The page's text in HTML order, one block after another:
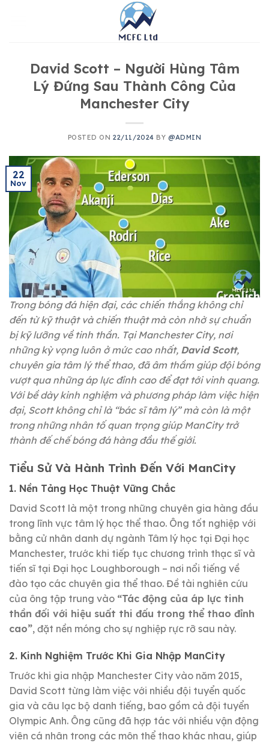
David Scott – Người Hùng Tâm
Lý Đứng Sau Thành Công Của
Manchester City
POSTED ON22/11/2024 BY@ADMIN
22
Nov
Trong bóng đá hiện đại, các chiến thắng không chỉ
đến từ kỹ thuật và chiến thuật mà còn nhờ sự chuẩn
bị kỹ lưỡng về tinh thần. Tại Manchester City, nơi
những kỳ vọng luôn ở mức cao nhất, David Scott,
chuyên gia tâm lý thể thao, đã âm thầm giúp đội bóng
vượt qua những áp lực đỉnh cao để đạt tới vinh quang.
Với bề dày kinh nghiệm và phương pháp làm việc hiện
đại, Scott không chỉ là “bác sĩ tâm lý” mà còn là một
trong những nhân tố quan trọng giúp ManCity trở
thành đế chế bóng đá hàng đầu thế giới.
Tiểu Sử Và Hành Trình Đến Với ManCity
1. Nền Tảng Học Thuật Vững Chắc
David Scott là một trong những chuyên gia hàng đầu
trong lĩnh vực tâm lý học thể thao. Ông tốt nghiệp với
bằng cử nhân danh dự ngành Tâm lý học tại Đại học
Manchester, trước khi tiếp tục chương trình thạc sĩ và
tiến sĩ tại Đại học Loughborough – nơi nổi tiếng về
đào tạo các chuyên gia thể thao. Đề tài nghiên cứu
của ông tập trung vào “Tác động của áp lực tinh
thần đối với hiệu suất thi đấu trong thể thao đỉnh
cao”, đặt nền móng cho sự nghiệp rực rỡ sau này.
2. Kinh Nghiệm Trước Khi Gia Nhập ManCity
Trước khi gia nhập Manchester City vào năm 2015,
David Scott từng làm việc với nhiều đội tuyển quốc
gia và câu lạc bộ danh tiếng, bao gồm cả đội tuyển
Olympic Anh. Ông cũng đã hợp tác với nhiều vận động
viên cá nhân trong các môn thể thao khác nhau, giúp